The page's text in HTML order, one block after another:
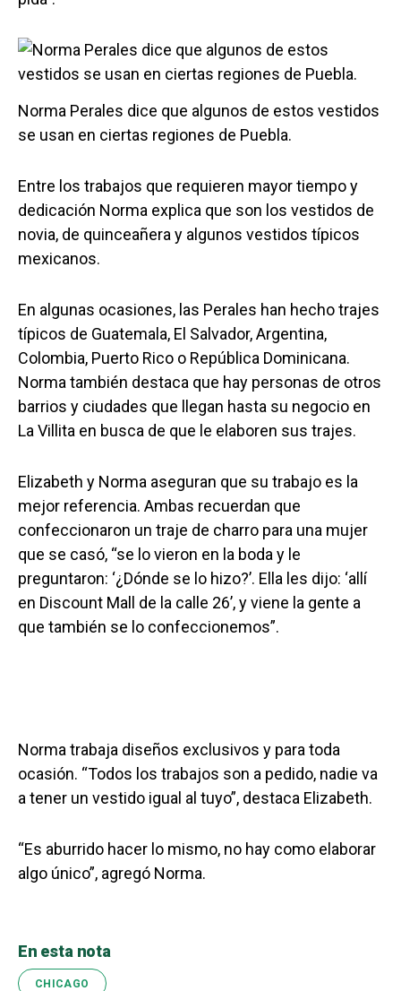
Norma Perales dice que algunos de estos vestidos
se usan en ciertas regiones de Puebla.
Entre los trabajos que requieren mayor tiempo y
dedicación Norma explica que son los vestidos de
novia, de quinceañera y algunos vestidos típicos
mexicanos.
En algunas ocasiones, las Perales han hecho trajes
típicos de Guatemala, El Salvador, Argentina,
Colombia, Puerto Rico o República Dominicana.
Norma también destaca que hay personas de otros
barrios y ciudades que llegan hasta su negocio en
La Villita en busca de que le elaboren sus trajes.
Elizabeth y Norma aseguran que su trabajo es la
mejor referencia. Ambas recuerdan que
confeccionaron un traje de charro para una mujer
que se casó, “se lo vieron en la boda y le
preguntaron: ‘¿Dónde se lo hizo?’. Ella les dijo: ‘allí
en Discount Mall de la calle 26’, y viene la gente a
que también se lo confeccionemos”.
Norma trabaja diseños exclusivos y para toda
ocasión. “Todos los trabajos son a pedido, nadie va
a tener un vestido igual al tuyo”, destaca Elizabeth.
“Es aburrido hacer lo mismo, no hay como elaborar
algo único”, agregó Norma.
En esta nota
CHICAGO